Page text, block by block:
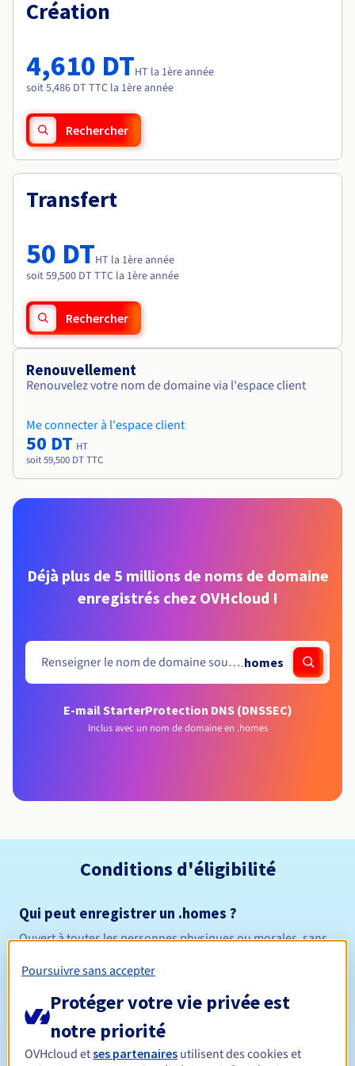
Tarifs
Roadmap & Changelog
Roadmap & Changelog
Création
4,610 DTHT la 1ère année
soit 5,486 DT TTC la 1ère année
Rechercher
Transfert
50 DTHT la 1ère année
soit 59,500 DT TTC la 1ère année
Rechercher
Renouvellement
Renouvelez votre nom de domaine via l'espace client
Me connecter à l'espace client
50 DT HT
soit 59,500 DT TTC
Déjà plus de 5 millions de noms de domaine
enregistrés chez OVHcloud !
.homes
E-mail StarterProtection DNS (DNSSEC)
Inclus avec un nom de domaine en .homes
Conditions d'éligibilité
Qui peut enregistrer un .homes ?
Ouvert à toutes les personnes physiques ou morales, sans
Durée de réservation
Poursuivre sans accepter
Protéger votre vie privée est
notre priorité
OVHcloud etses partenaires utilisent des cookies et